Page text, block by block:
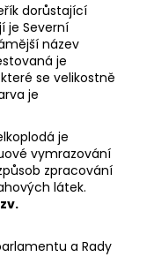
dorůstající
je Severní
název
je
se velikostně
je
je
vymrazování
zpracování
látek.
a Rady